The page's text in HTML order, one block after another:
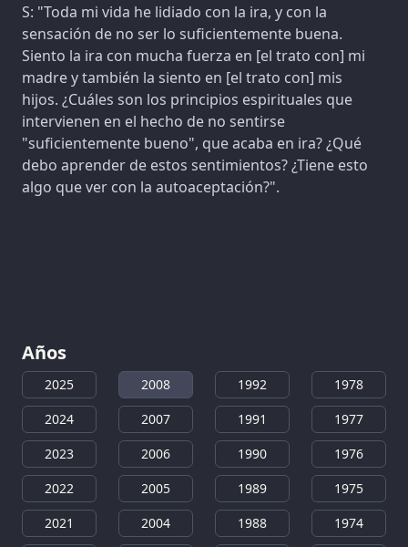
S: "Toda mi vida he lidiado con la ira, y con la
sensación de no ser lo suficientemente buena.
Siento la ira con mucha fuerza en [el trato con] mi
madre y también la siento en [el trato con] mis
hijos. ¿Cuáles son los principios espirituales que
intervienen en el hecho de no sentirse
"suficientemente bueno", que acaba en ira? ¿Qué
debo aprender de estos sentimientos? ¿Tiene esto
algo que ver con la autoaceptación?".
Años
2025
2024
2023
2022
2021
2008
2007
2006
2005
2004
1992
1991
1990
1989
1988
1978
1977
1976
1975
1974